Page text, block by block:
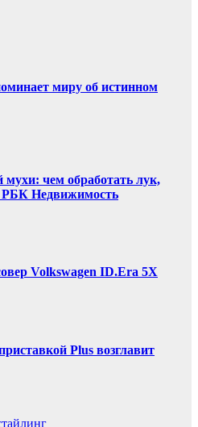
миру об истинном
мухи: чем обработать лук,
РБК Недвижимость
Volkswagen ID.Era 5X
Plus возглавит